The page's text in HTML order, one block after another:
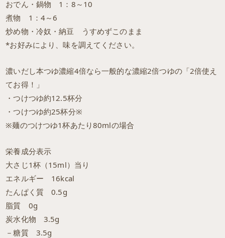
おでん・鍋物 1：8～10
煮物 1：4～6
炒め物・冷奴・納豆 うすめずこのまま
*お好みにより、味を調えてください。
濃いだし本つゆ濃縮4倍なら一般的な濃縮2倍つゆの「2倍使え
てお得！」
・つけつゆ約12.5杯分
・つけつゆ約25杯分※
※麺のつけつゆ1杯あたり80mlの場合
栄養成分表示
大さじ1杯（15ml）当り
エネルギー 16kcal
たんぱく質 0.5g
脂質 0g
炭水化物 3.5g
－糖質 3.5g